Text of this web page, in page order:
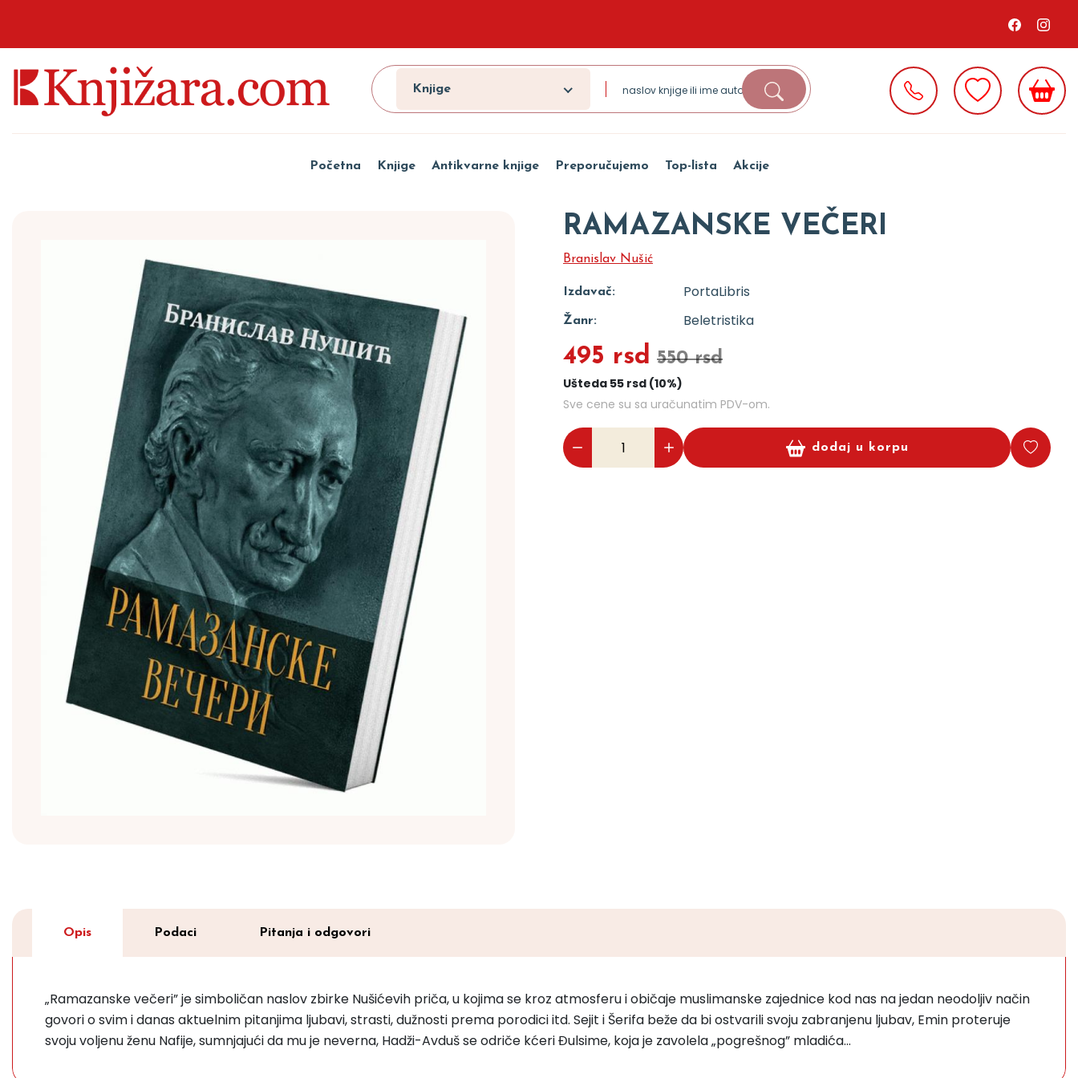
Knjige
Početna Knjige Antikvarne knjige Preporučujemo Top-lista Akcije
RAMAZANSKE VEČERI
Branislav Nušić
Izdavač: PortaLibris
Žanr: Beletristika
495 rsd 550 rsd
Ušteda 55 rsd (10%)
Sve cene su sa uračunatim PDV-om.
dodaj u korpu
Opis Podaci Pitanja i odgovori
„Ramazanske večeri” je simboličan naslov zbirke Nušićevih priča, u kojima se kroz atmosferu i običaje muslimanske zajednice kod nas na jedan neodoljiv način
govori o svim i danas aktuelnim pitanjima ljubavi, strasti, dužnosti prema porodici itd. Sejit i Šerifa beže da bi ostvarili svoju zabranjenu ljubav, Emin proteruje
svoju voljenu ženu Nafije, sumnjajući da mu je neverna, Hadži-Avduš se odriče kćeri Đulsime, koja je zavolela „pogrešnog” mladića…